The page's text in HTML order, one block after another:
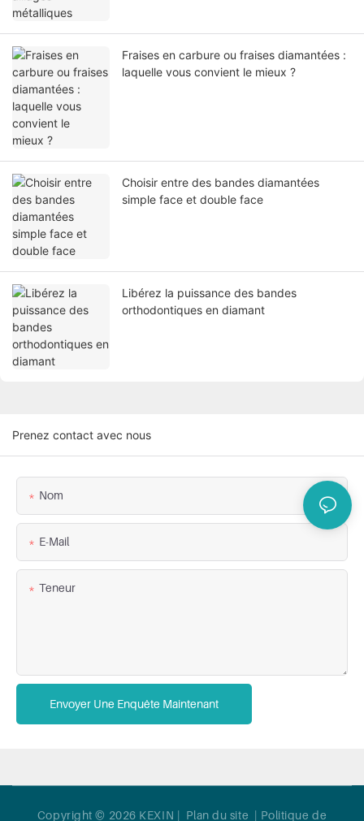
Fraises en carbure ou fraises diamantées :
laquelle vous convient le mieux ?
Choisir entre des bandes diamantées
simple face et double face
Libérez la puissance des bandes
orthodontiques en diamant
Prenez contact avec nous
Nom
E-Mail
Teneur
Envoyer Une Enquête Maintenant
Copyright © 2026 KEXIN | Plan du site | Politique de